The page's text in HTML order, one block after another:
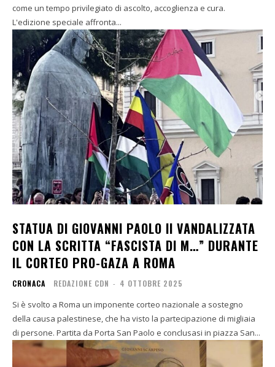
come un tempo privilegiato di ascolto, accoglienza e cura.
L'edizione speciale affronta...
STATUA DI GIOVANNI PAOLO II VANDALIZZATA
CON LA SCRITTA “FASCISTA DI M…” DURANTE
IL CORTEO PRO-GAZA A ROMA
CRONACA REDAZIONE CDN - 4 OTTOBRE 2025
Si è svolto a Roma un imponente corteo nazionale a sostegno
della causa palestinese, che ha visto la partecipazione di migliaia
di persone. Partita da Porta San Paolo e conclusasi in piazza San...